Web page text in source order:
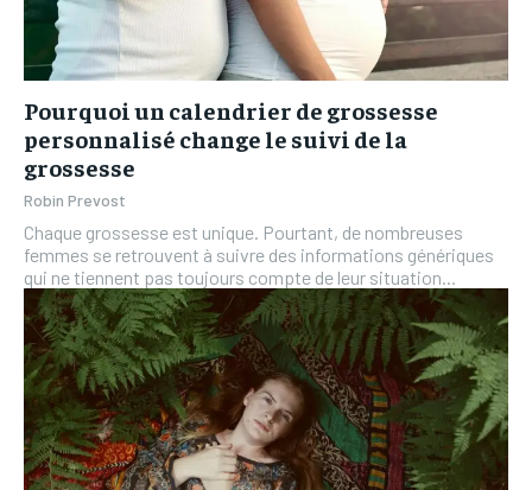
Pourquoi un calendrier de grossesse
personnalisé change le suivi de la
grossesse
Robin Prevost
Chaque grossesse est unique. Pourtant, de nombreuses
femmes se retrouvent à suivre des informations génériques
qui ne tiennent pas toujours compte de leur situation...